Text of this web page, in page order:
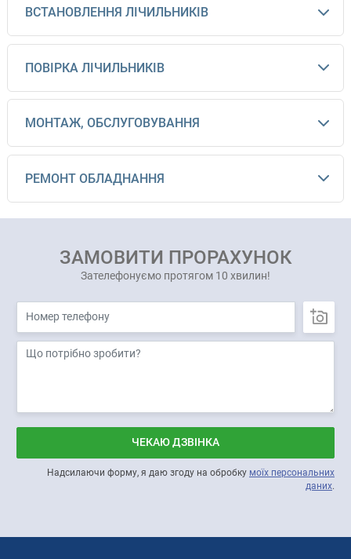
ВСТАНОВЛЕННЯ ЛІЧИЛЬНИКІВ
ПОВІРКА ЛІЧИЛЬНИКІВ
МОНТАЖ, ОБСЛУГОВУВАННЯ
РЕМОНТ ОБЛАДНАННЯ
ЗАМОВИТИ ПРОРАХУНОК
Зателефонуємо протягом 10 хвилин!
ЧЕКАЮ ДЗВІНКА
Надсилаючи форму, я даю згоду на обробку моїх персональних
даних.